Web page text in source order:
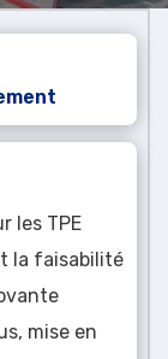
les TPE
la faisabilité
mise en